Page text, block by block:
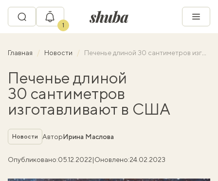
1
Главная Новости Печенье длиной 30 сантиметров изготавливают в США
Печенье длиной
30 сантиметров
изготавливают в США
Рубрика
Новости АвторИрина Маслова
Опубликовано:05.12.2022|Оновлено:24.02.2023